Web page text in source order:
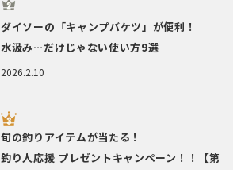
2026.2.10
ダイソーの「キャンプバケツ」が便利！
水汲み…だけじゃない使い方9選
旬の釣りアイテムが当たる！
釣り人応援 プレゼントキャンペーン！！【第